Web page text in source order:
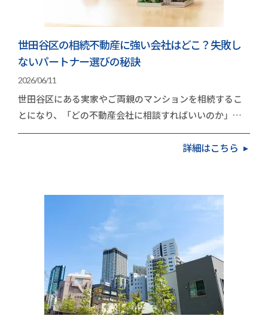
世田谷区の相続不動産に強い会社はどこ？失敗し
ないパートナー選びの秘訣
2026/06/11
世田谷区にある実家やご両親のマンションを相続するこ
とになり、「どの不動産会社に相談すればいいのか」と
立ち止まっていませんか。高く手放したいという思い…
詳細はこちら